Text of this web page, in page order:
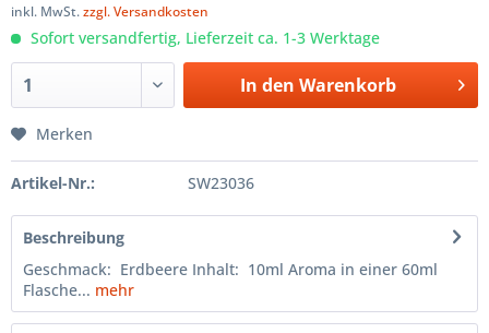
inkl. MwSt.zzgl. Versandkosten
Sofort versandfertig, Lieferzeit ca. 1-3 Werktage
In den Warenkorb
Merken
Artikel-Nr.: SW23036
Beschreibung
Geschmack: Erdbeere Inhalt: 10ml Aroma in einer 60ml
Flasche... mehr